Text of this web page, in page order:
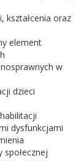
kształcenia oraz
element
w
dzieci
dysfunkcjami